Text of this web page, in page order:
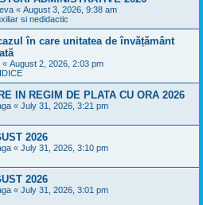
« August 3, 2026, 9:38 am
si nedidactic
în care unitatea de învățământ
« August 2, 2026, 2:03 pm
IN REGIM DE PLATA CU ORA 2026
« July 31, 2026, 3:21 pm
2026
« July 31, 2026, 3:10 pm
2026
« July 31, 2026, 3:01 pm